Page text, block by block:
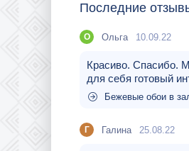
Последние
О Ольга 10.09.22
Красиво. Спасибо.
для себя готовый
Бежевые обои в
Г Галина 25.08.22